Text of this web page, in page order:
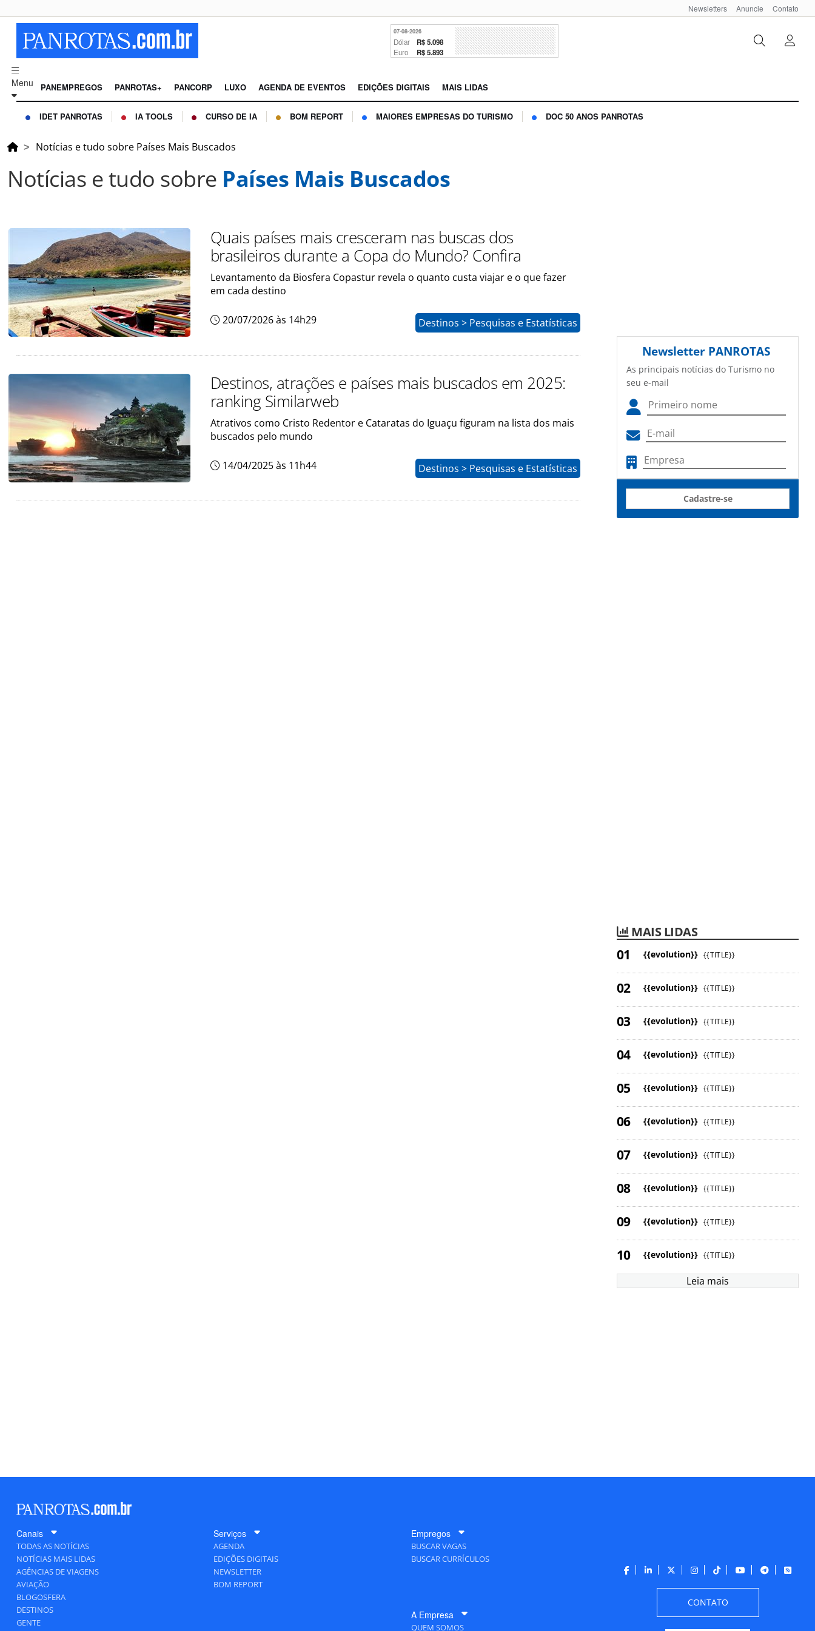
Newsletters Anuncie Contato
07-08-2026
Dólar R$ 5.098
Euro R$ 5.893
Menu PANEMPREGOS PANROTAS+ PANCORP LUXO AGENDA DE EVENTOS EDIÇÕES DIGITAIS MAIS LIDAS
IDET PANROTAS IA TOOLS CURSO DE IA BOM REPORT MAIORES EMPRESAS DO TURISMO DOC 50 ANOS PANROTAS
Notícias e tudo sobre Países Mais Buscados
Notícias e tudo sobre Países Mais Buscados
Quais países mais cresceram nas buscas dos
brasileiros durante a Copa do Mundo? Confira
Levantamento da Biosfera Copastur revela o quanto custa viajar e o que fazer
em cada destino
20/07/2026 às 14h29 Destinos > Pesquisas e Estatísticas
Destinos, atrações e países mais buscados em 2025:
ranking Similarweb
Atrativos como Cristo Redentor e Cataratas do Iguaçu figuram na lista dos mais
buscados pelo mundo
14/04/2025 às 11h44 Destinos > Pesquisas e Estatísticas
Newsletter PANROTAS
As principais notícias do Turismo no
seu e-mail
Cadastre-se
MAIS LIDAS
{{evolution}} {{TITLE}}
{{evolution}} {{TITLE}}
{{evolution}} {{TITLE}}
{{evolution}} {{TITLE}}
{{evolution}} {{TITLE}}
{{evolution}} {{TITLE}}
{{evolution}} {{TITLE}}
{{evolution}} {{TITLE}}
{{evolution}} {{TITLE}}
{{evolution}} {{TITLE}}
Leia mais
Canais
TODAS AS NOTÍCIAS
NOTÍCIAS MAIS LIDAS
AGÊNCIAS DE VIAGENS
AVIAÇÃO
BLOGOSFERA
DESTINOS
GENTE
Serviços
AGENDA
EDIÇÕES DIGITAIS
NEWSLETTER
BOM REPORT
Empregos
BUSCAR VAGAS
BUSCAR CURRÍCULOS
A Empresa
QUEM SOMOS
CONTATO